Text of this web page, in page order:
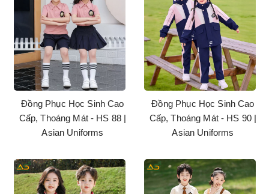
Đồng Phục Học Sinh Cao
Cấp, Thoáng Mát - HS 88 |
Asian Uniforms
Đồng Phục Học Sinh Cao
Cấp, Thoáng Mát - HS 90 |
Asian Uniforms